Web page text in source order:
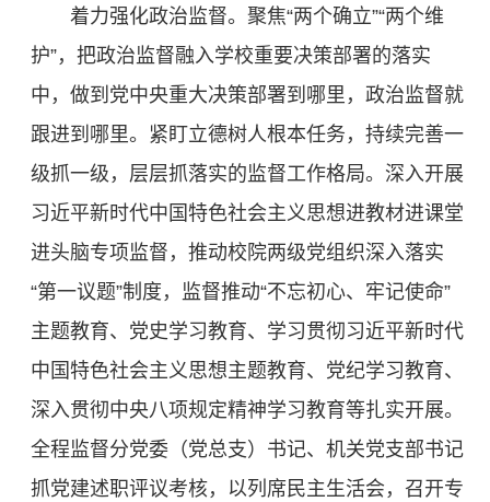
着力强化政治监督。聚焦“两个确立”“两个维
护”，把政治监督融入学校重要决策部署的落实
中，做到党中央重大决策部署到哪里，政治监督就
跟进到哪里。紧盯立德树人根本任务，持续完善一
级抓一级，层层抓落实的监督工作格局。深入开展
习近平新时代中国特色社会主义思想进教材进课堂
进头脑专项监督，推动校院两级党组织深入落实
“第一议题”制度，监督推动“不忘初心、牢记使命”
主题教育、党史学习教育、学习贯彻习近平新时代
中国特色社会主义思想主题教育、党纪学习教育、
深入贯彻中央八项规定精神学习教育等扎实开展。
全程监督分党委（党总支）书记、机关党支部书记
抓党建述职评议考核，以列席民主生活会，召开专